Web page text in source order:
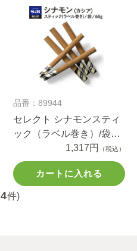
品番：89944
セレクト シナモンスティ
ック（ラベル巻き）/袋
65g（カシア）1,317円 （税込）
カートに入れる
4件)